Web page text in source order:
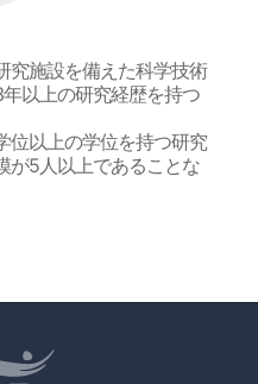
究施設を備えた科学技術
以上の研究経歴を持つ
位以上の学位を持つ研究
が5人以上であることな